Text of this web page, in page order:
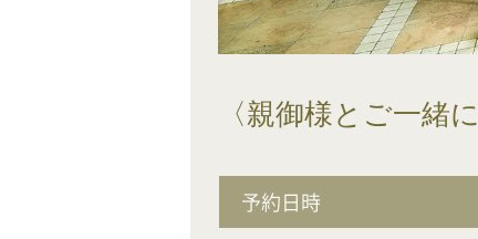
〈親御様とご一緒
予約日時